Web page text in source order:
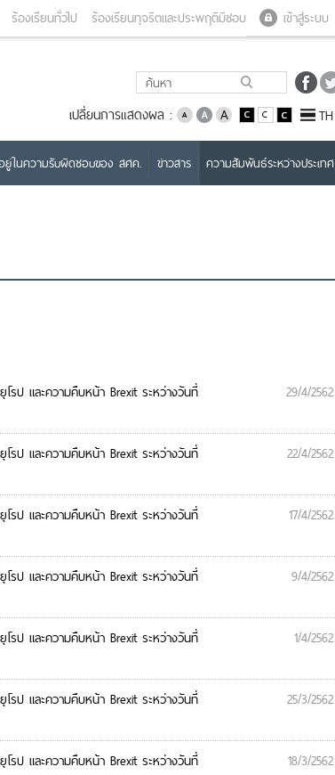
เข้าสู่ระบบ
ร้องเรียนทั่วไป ร้องเรียนทุจริตและประพฤติมิชอบ
เปลี่ยนการแสดงผล : TH
ในความรับผิดชอบของ สศค. ข่าวสาร ความสัมพันธ์ระหว่างประเทศ
รป และความคืบหน้า Brexit ระหว่างวันที่
29/4/2562
รป และความคืบหน้า Brexit ระหว่างวันที่
22/4/2562
รป และความคืบหน้า Brexit ระหว่างวันที่
17/4/2562
รป และความคืบหน้า Brexit ระหว่างวันที่
9/4/2562
รป และความคืบหน้า Brexit ระหว่างวันที่
1/4/2562
รป และความคืบหน้า Brexit ระหว่างวันที่
25/3/2562
รป และความคืบหน้า Brexit ระหว่างวันที่
18/3/2562